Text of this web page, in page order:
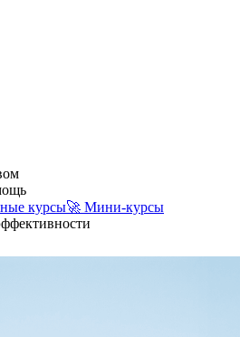
курсы🚀 Мини-курсы